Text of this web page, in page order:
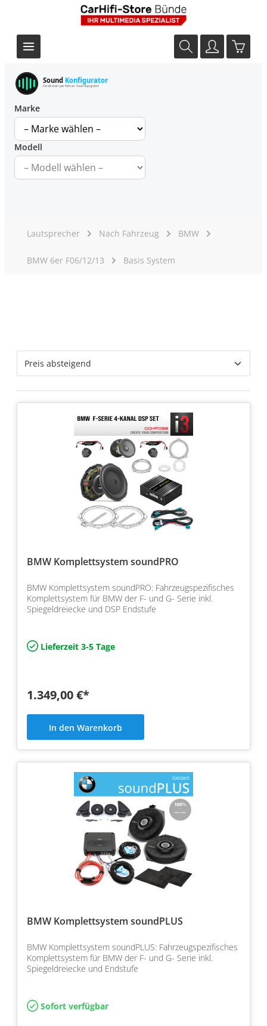
Sound Konfigurator
Finde dein perfektes Soundupgrade
Marke
Modell
Lautsprecher Nach Fahrzeug BMW
BMW 6er F06/12/13 Basis System
BMW Komplettsystem soundPRO
BMW Komplettsystem soundPRO: Fahrzeugspezifisches
Komplettsystem für BMW der F- und G- Serie inkl.
Spiegeldreiecke und DSP Endstufe
Lieferzeit 3-5 Tage
1.349,00 €*
In den Warenkorb
BMW Komplettsystem soundPLUS
BMW Komplettsystem soundPLUS: Fahrzeugspezifisches
Komplettsystem für BMW der F- und G- Serie inkl.
Spiegeldreiecke und Endstufe
Sofort verfügbar